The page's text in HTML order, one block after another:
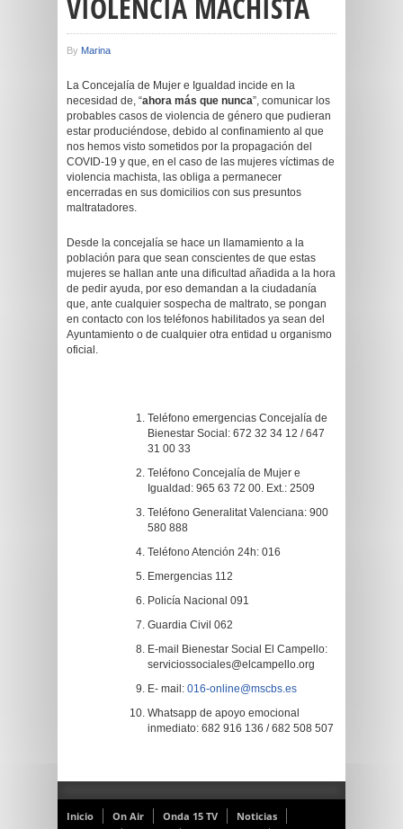
By Marina
La Concejalía de Mujer e Igualdad incide en la
necesidad de, “ahora más que nunca”, comunicar los
probables casos de violencia de género que pudieran
estar produciéndose, debido al confinamiento al que
nos hemos visto sometidos por la propagación del
COVID-19 y que, en el caso de las mujeres víctimas de
violencia machista, las obliga a permanecer
encerradas en sus domicilios con sus presuntos
maltratadores.
Desde la concejalía se hace un llamamiento a la
población para que sean conscientes de que estas
mujeres se hallan ante una dificultad añadida a la hora
de pedir ayuda, por eso demandan a la ciudadanía
que, ante cualquier sospecha de maltrato, se pongan
en contacto con los teléfonos habilitados ya sean del
Ayuntamiento o de cualquier otra entidad u organismo
oficial.
Teléfono emergencias Concejalía de
Bienestar Social: 672 32 34 12 / 647
31 00 33
Teléfono Concejalía de Mujer e
Igualdad: 965 63 72 00. Ext.: 2509
Teléfono Generalitat Valenciana: 900
580 888
Teléfono Atención 24h: 016
Emergencias 112
Policía Nacional 091
Guardia Civil 062
E-mail Bienestar Social El Campello:
serviciossociales@elcampello.org
E- mail: 016-online@mscbs.es
Whatsapp de apoyo emocional
inmediato: 682 916 136 / 682 508 507
Inicio On Air Onda 15 TV Noticias